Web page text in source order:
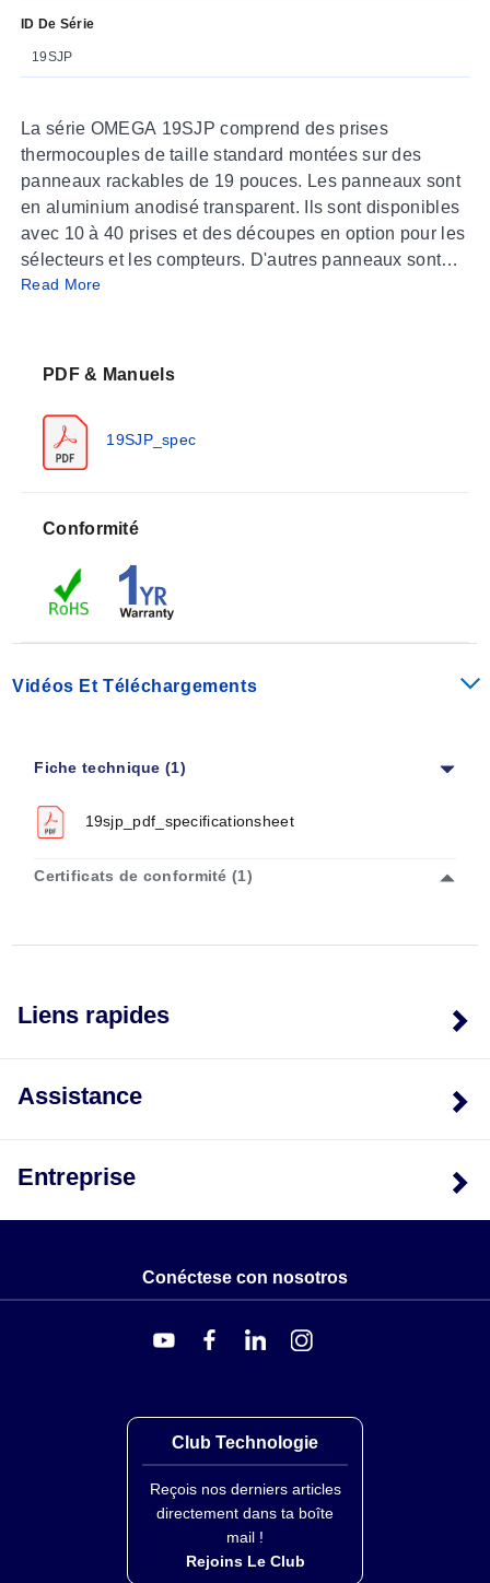
ID De Série
19SJP
La série OMEGA 19SJP comprend des prises
thermocouples de taille standard montées sur des
panneaux rackables de 19 pouces. Les panneaux sont
en aluminium anodisé transparent. Ils sont disponibles
avec 10 à 40 prises et des découpes en option pour les
sélecteurs et les compteurs. D'autres panneaux sont
disponibles sur demande. Les panneaux personnalisés
Read More
PDF & Manuels
19SJP_spec
Conformité
Vidéos Et Téléchargements
Fiche technique (1)
19sjp_pdf_specificationsheet
Certificats de conformité (1)
Liens rapides
Assistance
Entreprise
Conéctese con nosotros
Club Technologie
Reçois nos derniers articles
directement dans ta boîte
mail !
Rejoins Le Club